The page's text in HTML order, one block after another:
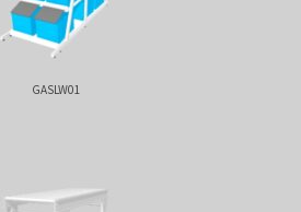
GASLW01